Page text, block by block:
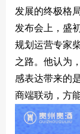
发展的终极格局
发布会上，盛
规划运营专家
之路。他认为
感表达带来的
商端联动，方